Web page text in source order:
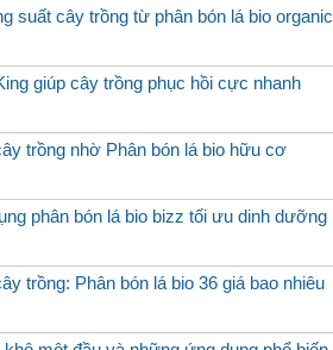
suất cây trồng từ phân bón lá bio organic
giúp cây trồng phục hồi cực nhanh
trồng nhờ Phân bón lá bio hữu cơ
phân bón lá bio bizz tối ưu dinh dưỡng
trồng: Phân bón lá bio 36 giá bao nhiêu